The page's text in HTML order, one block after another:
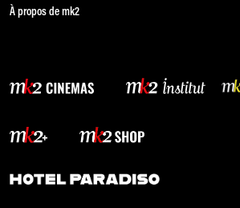
À propos de mk2